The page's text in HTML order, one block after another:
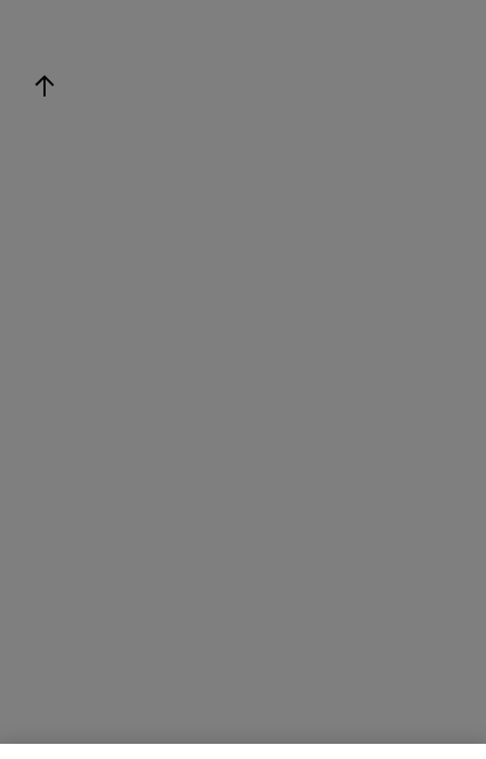
voltar ao topo